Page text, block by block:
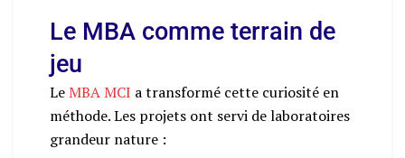
Le MBA comme terrain de
jeu
LeMBA MCI a transformé cette curiosité en
méthode. Les projets ont servi de laboratoires
grandeur nature :